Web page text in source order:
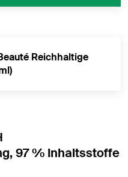
Reichhaltige
97 % Inhaltsstoffe